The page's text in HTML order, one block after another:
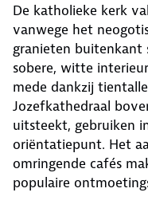
De katholieke kerk
vanwege het
granieten
sobere, witte
mede dankzij
Jozefkathedraal
uitsteekt, gebruiken
oriëntatiepunt. Het
omringende cafés
populaire